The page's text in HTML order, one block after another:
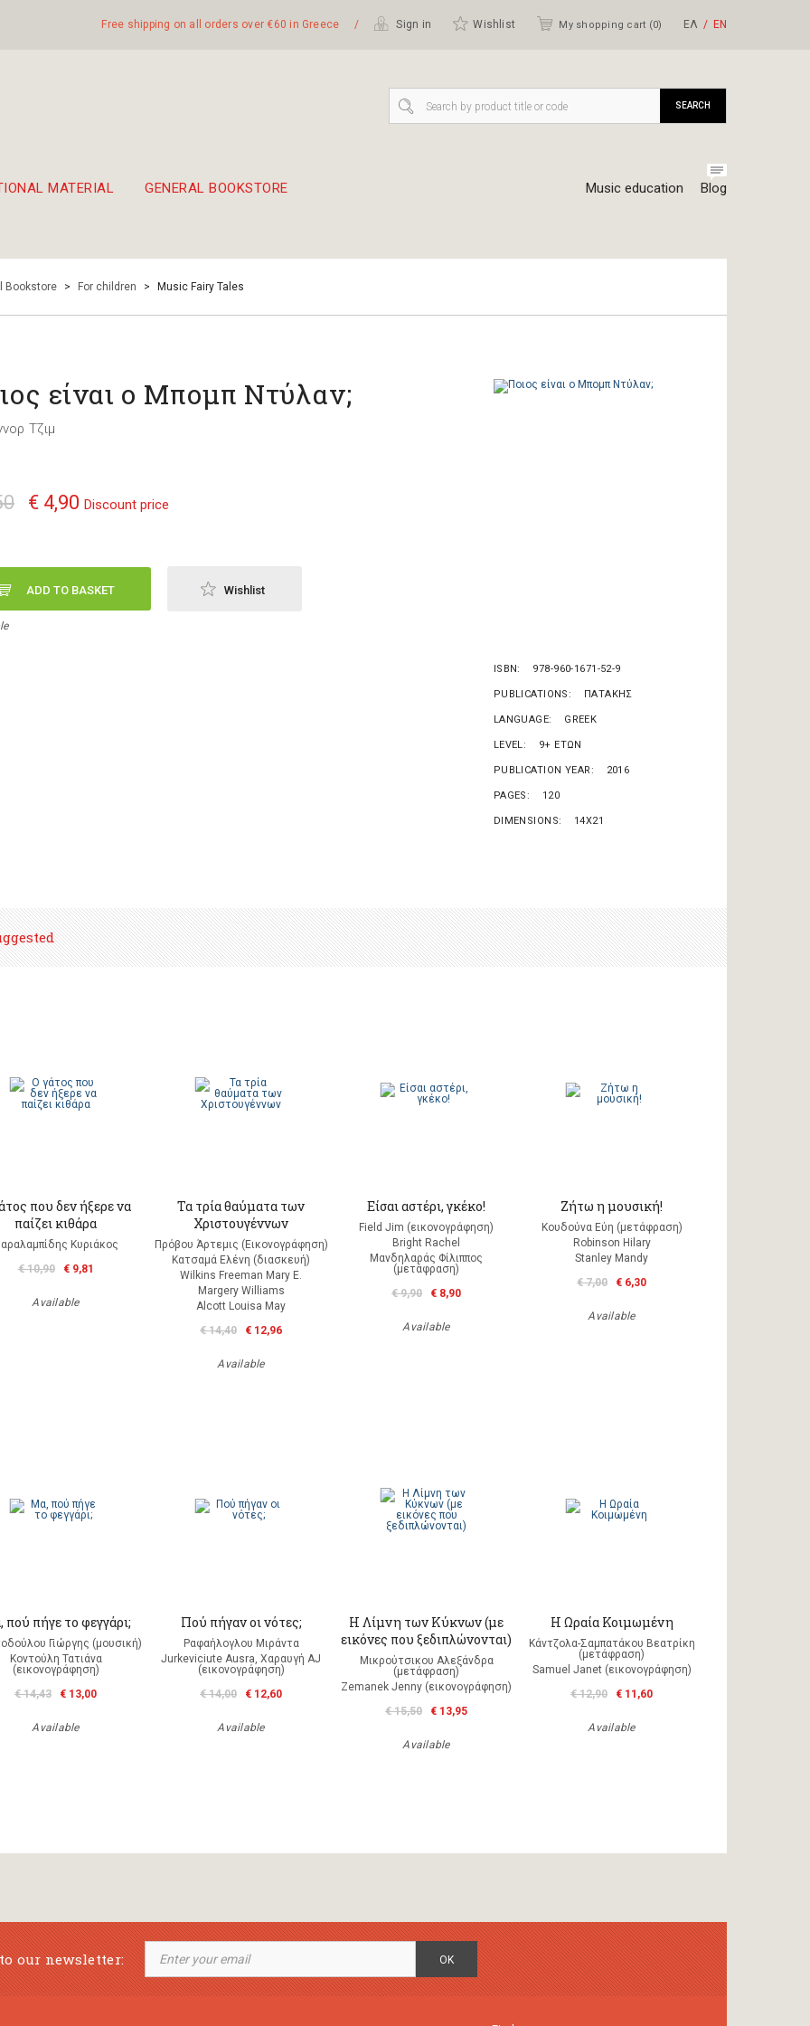
Free shipping on all orders over €60 in Greece / Sign in Wishlist My shopping cart (0) ΕΛ ΕΝ
MATERIAL GENERAL BOOKSTORE Music education Blog
SEARCH
Bookstore > For children > Music Fairy Tales
είναι ο Μπομπ Ντύλαν;
Τζιμ
€ 4,90 Discount price
ADD TO BASKET Wishlist
ISBN 978-960-1671-52-9
PUBLICATIONS ΠΑΤΑΚΗΣ
LANGUAGE GREEK
LEVEL 9+ ΕΤΩΝ
PUBLICATION YEAR 2016
PAGES 120
DIMENSIONS 14X21
που δεν ήξερε να
παίζει κιθάρα
Κυριάκος
€ 10,90
€ 9,81
Available
Τα τρία θαύματα των
Χριστουγέννων
Πρόβου Άρτεμις (Εικονογράφηση)
Κατσαμά Ελένη (διασκευή)
Wilkins Freeman Mary E.
Margery Williams
Alcott Louisa May
€ 14,40
€ 12,96
Available
Είσαι αστέρι, γκέκο!
Field Jim (εικονογράφηση)
Bright Rachel
Μανδηλαράς Φίλιππος
(μετάφραση)
€ 9,90
€ 8,90
Available
Ζήτω η μουσική!
Κουδούνα Εύη (μετάφραση)
Robinson Hilary
Stanley Mandy
€ 7,00
€ 6,30
Available
πήγε το φεγγάρι;
Γιώργης (μουσική)
Κοντούλη Τατιάνα
(εικονογράφηση)
€ 14,43
€ 13,00
Available
Πού πήγαν οι νότες;
Ραφαήλογλου Μιράντα
Jurkeviciute Ausra, Χαραυγή ΑJ
(εικονογράφηση)
€ 14,00
€ 12,60
Available
Η Λίμνη των Κύκνων (με
εικόνες που ξεδιπλώνονται)
Μικρούτσικου Αλεξάνδρα
(μετάφραση)
Zemanek Jenny (εικονογράφηση)
€ 15,50
€ 13,95
Available
Η Ωραία Κοιμωμένη
Κάντζολα-Σαμπατάκου Βεατρίκη
(μετάφραση)
Samuel Janet (εικονογράφηση)
€ 12,90
€ 11,60
Available
our newsletter: OK